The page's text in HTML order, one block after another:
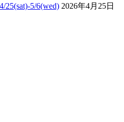
25(sat)-5/6(wed) 2026年4月25日